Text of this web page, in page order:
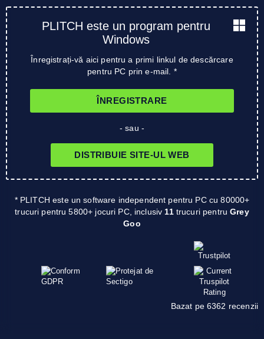
PLITCH este un program pentru
Windows
Înregistrați-vă aici pentru a primi linkul de descărcare
pentru PC prin e-mail. *
ÎNREGISTRARE
- sau -
DISTRIBUIE SITE-UL WEB
* PLITCH este un software independent pentru PC cu 80000+
trucuri pentru 5800+ jocuri PC, inclusiv 11trucuri pentruGrey
Goo
Bazat pe 6362 recenzii